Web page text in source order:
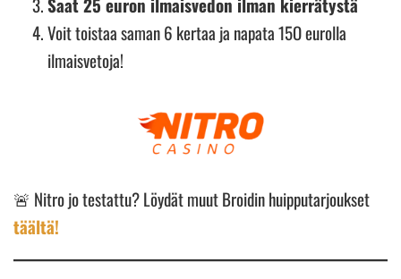
Voit toistaa saman 6 kertaa ja napata 15O eurolla
ilmaisvetoja!
🚨 Nitro jo testattu? Löydät muut Broidin huipputarjoukset
täältä!